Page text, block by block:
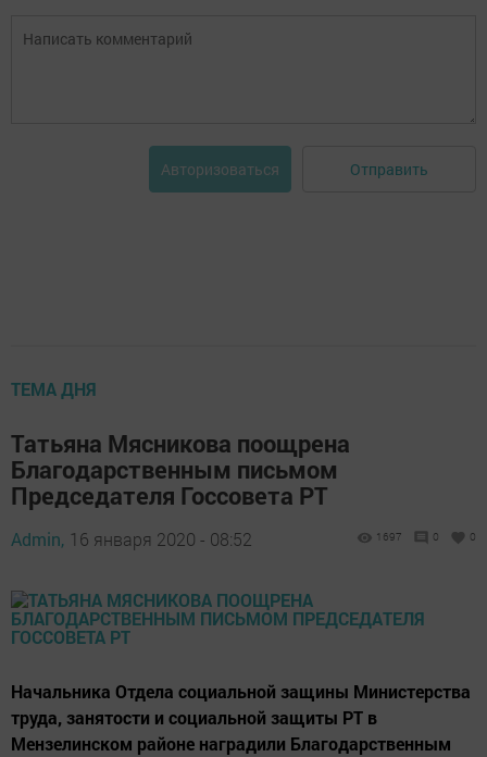
Авторизоваться Отправить
ТЕМА ДНЯ
Татьяна Мясникова поощрена
Благодарственным письмом
Председателя Госсовета РТ
Admin, 16 января 2020 - 08:52 1697 0 0
Начальника Отдела социальной защины Министерства
труда, занятости и социальной защиты РТ в
Мензелинском районе наградили Благодарственным